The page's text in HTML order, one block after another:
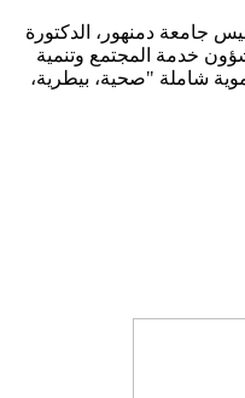
جامعة دمنهور، الدكتورة
خدمة المجتمع وتنمية
شاملة "صحية، بيطرية،